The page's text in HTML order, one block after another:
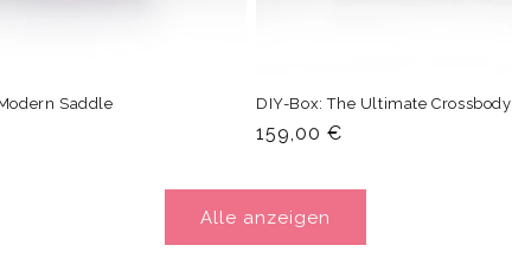
Saddle DIY-Box: The Ultimate Crossbody
Normaler
159,00 €
Alle anzeigen